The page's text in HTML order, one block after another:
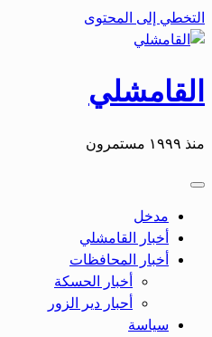
التخطي إلى المحتوى
القامشلي
منذ ١٩٩٩ مستمرون
مدخل
أخبار القامشلي
أخبار المحافظات
أخبار الحسكة
أحبار دير الزور
سياسة